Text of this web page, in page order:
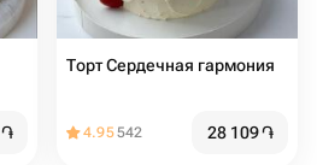
֏
Торт Сердечная гармония
4.95542 28 109֏